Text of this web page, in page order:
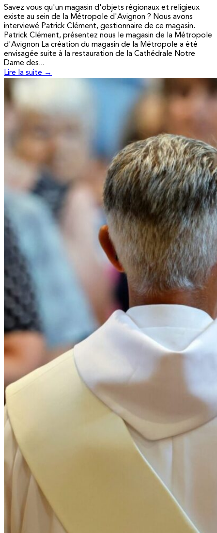
Savez vous qu'un magasin d'objets régionaux et religieux
existe au sein de la Métropole d'Avignon ? Nous avons
interviewé Patrick Clément, gestionnaire de ce magasin.
Patrick Clément, présentez nous le magasin de la Métropole
d'Avignon La création du magasin de la Métropole a été
envisagée suite à la restauration de la Cathédrale Notre
Dame des...
Lire la suite →